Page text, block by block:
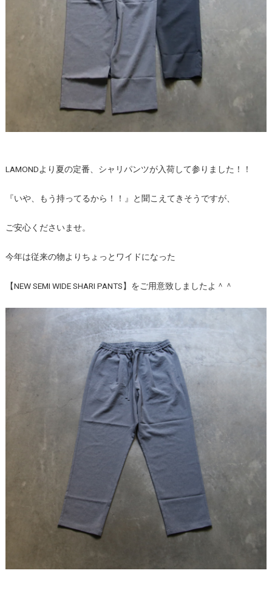
LAMONDより夏の定番、シャリパンツが入荷して参りました！！
『いや、もう持ってるから！！』と聞こえてきそうですが、
ご安心くださいませ。
今年は従来の物よりちょっとワイドになった
【NEW SEMI WIDE SHARI PANTS】をご用意致しましたよ＾＾